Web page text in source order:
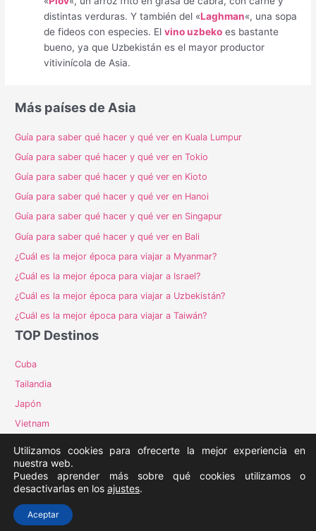
distintas verduras. Y también del «Laghman«, una sopa
de fideos con especies. Elvino uzbeko es bastante
bueno, ya que Uzbekistán es el mayor productor
vitivinícola de Asia.
Más países de Asia
Guía para saber qué hacer y qué ver en Kuala Lumpur
Guía para saber qué hacer y qué ver en Tokio
Guía para saber qué hacer y qué ver en Kioto
Guía para saber qué hacer y qué ver en Hanoi
Guía para saber qué hacer y qué ver en Singapur
Guía para saber qué hacer y qué ver en Bali
¿Cuál es la mejor época para viajar a Myanmar?
¿Cuál es la mejor época para viajar a Israel?
¿Cuál es la mejor época para viajar a Uzbekistán?
¿Cuál es la mejor época para viajar a Taiwán?
TOP Destinos
Cuba
Tailandia
Japón
Vietnam
Copyright © 2026
Utilizamos cookies para ofrecerte la mejor experiencia en
nuestra web.
Puedes aprender más sobre qué cookies utilizamos o
desactivarlas en los ajustes.
Aceptar